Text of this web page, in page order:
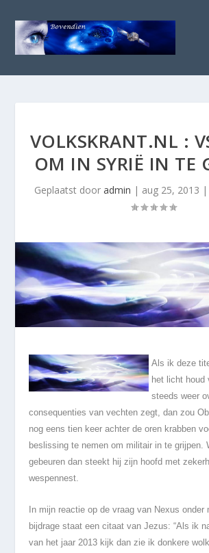
VOLKSKRANT.NL :
OM IN SYRIË IN TE
Geplaatst door admin | aug 25, 2013 |
Als ik deze
het licht houd
steeds weer
consequenties van vechten zegt, dan zou
nog eens tien keer achter de oren krabben
beslissing te nemen om militair in te grijpen.
gebeuren dan steekt hij zijn hoofd met
wespennest.
In mijn reactie op de vraag van Nexus onder
bijdrage staat een citaat van Jezus: “Als ik
van het jaar 2013 kijk dan zie ik donkere